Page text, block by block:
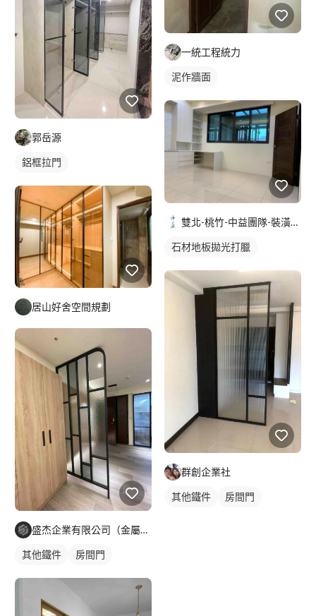
郭岳源
鋁框拉門
居山好舍空間規劃
盛杰企業有限公司（金屬工程）
其他鐵件 房間門
一統工程統力
泥作牆面
雙北-桃竹-中益團隊-裝潢清潔-地板防滑-居家鍍膜
石材地板拋光打臘
群創企業社
其他鐵件 房間門